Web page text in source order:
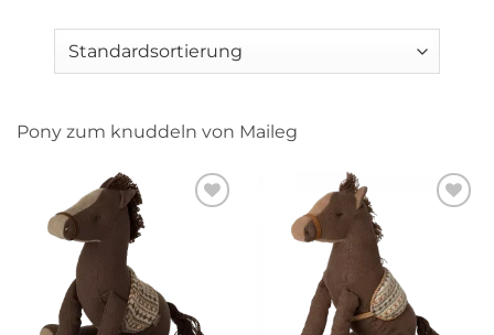
Pony zum knuddeln von Maileg